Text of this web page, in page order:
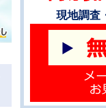
現地調査